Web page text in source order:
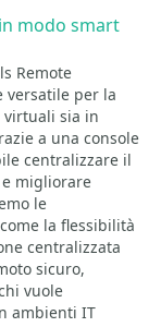
modo smart
Remote
versatile per la
sia in
a una console
centralizzare il
migliorare
le
la flessibilità
centralizzata
sicuro,
vuole
ambienti IT